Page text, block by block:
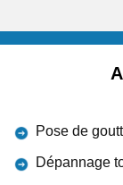
Pose de
Dépannage